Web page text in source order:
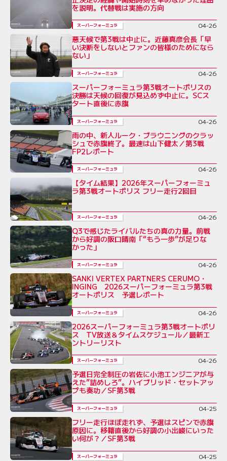
を説明。代替戦は実施の方向
スーパーフォーミュラ 04-26
悪天候で第3戦は中止に。近藤真彦会長「早
い決断をしないとファンの皆様のためになら
ない」
スーパーフォーミュラ 04-26
スーパーフォーミュラ第3戦オートポリスの
決勝は天候の回復が見込めず中止に。SCス
タート直後に赤旗
スーパーフォーミュラ 04-26
雨の中、新人ルーク・ブラウニングのクラッ
シュで赤旗終了。最速は山下健太／第3戦
FP2レポート
スーパーフォーミュラ 04-26
【タイム結果】2026年スーパーフォーミュ
ラ第3戦オートポリス フリー走行2回目
スーパーフォーミュラ 04-26
Q3で感じたライバルたちの真の力量。前戦
から好調の阪口晴南「“もう一歩”が足りな
かった」
スーパーフォーミュラ 04-26
SANKI VERTEX PARTNERS CERUMO・
INGING 2026スーパーフォーミュラ第3戦
オートポリス 予選レポート
スーパーフォーミュラ 04-26
2026スーパーフォーミュラ第3戦オートポリ
ス TV放送＆タイムスケジュール／最新エ
ントリーリスト
スーパーフォーミュラ 04-26
予選日完全制圧の岩佐に小池エンジニアが与
えた”詰めしろ”。ハイブリッド・セットアッ
プも奏功／SF第3戦
スーパーフォーミュラ 04-25
フリー走行ほぼ走れず、予選はスピンで赤旗
原因に。移籍直後から好調の小出峻にいった
い何が？／SF第3戦
スーパーフォーミュラ 04-25